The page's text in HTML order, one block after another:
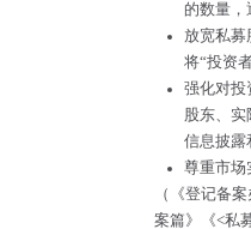
的数量，
放宽私募
将“投资
强化对投
股东、实
信息披露
尊重市场
（《登记备
案篇》
《<